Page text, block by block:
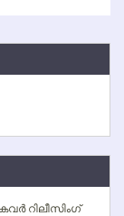
റിലീസിംഗ്